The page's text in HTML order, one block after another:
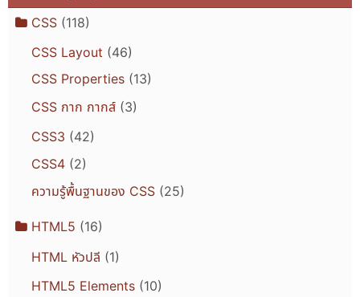
CSS(118)
CSS Layout (46)
CSS Properties(13)
CSS กาก กากส์(3)
CSS3 (42)
CSS4(2)
ความรู้พื้นฐานของ CSS(25)
HTML5 (16)
HTML หัวปลี (1)
HTML5 Elements(10)